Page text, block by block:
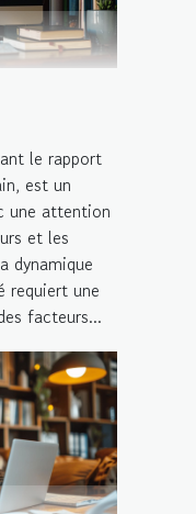
le rapport
est un
une attention
et les
dynamique
requiert une
facteurs...